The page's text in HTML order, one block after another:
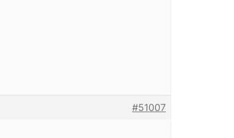
#51007